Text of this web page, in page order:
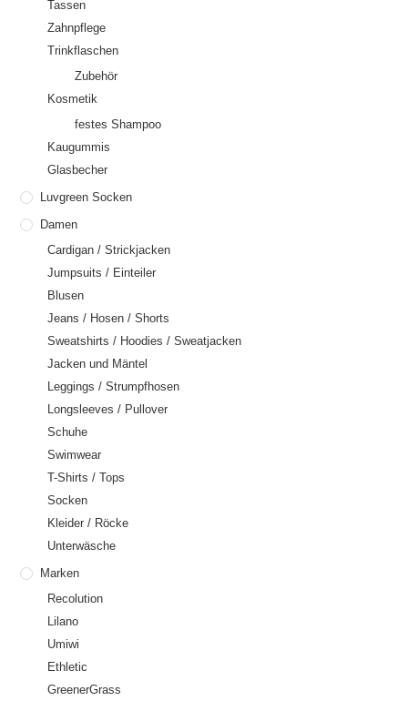
Tassen
Zahnpflege
Trinkflaschen
Zubehör
Kosmetik
festes Shampoo
Kaugummis
Glasbecher
Luvgreen Socken
Damen
Cardigan / Strickjacken
Jumpsuits / Einteiler
Blusen
Jeans / Hosen / Shorts
Sweatshirts / Hoodies / Sweatjacken
Jacken und Mäntel
Leggings / Strumpfhosen
Longsleeves / Pullover
Schuhe
Swimwear
T-Shirts / Tops
Socken
Kleider / Röcke
Unterwäsche
Marken
Recolution
Lilano
Umiwi
Ethletic
GreenerGrass